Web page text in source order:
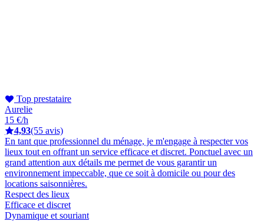
Top prestataire
Aurelie
15 €/h
4,93(55 avis)
En tant que professionnel du ménage, je m'engage à respecter vos
lieux tout en offrant un service efficace et discret. Ponctuel avec un
grand attention aux détails me permet de vous garantir un
environnement impeccable, que ce soit à domicile ou pour des
locations saisonnières.
Respect des lieux
Efficace et discret
Dynamique et souriant